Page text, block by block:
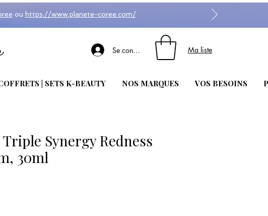
ou https://www.planete-coree.com/
Se connecter Ma liste
| SETS K-BEAUTY NOS MARQUES VOS BESOINS
Synergy Redness
30ml